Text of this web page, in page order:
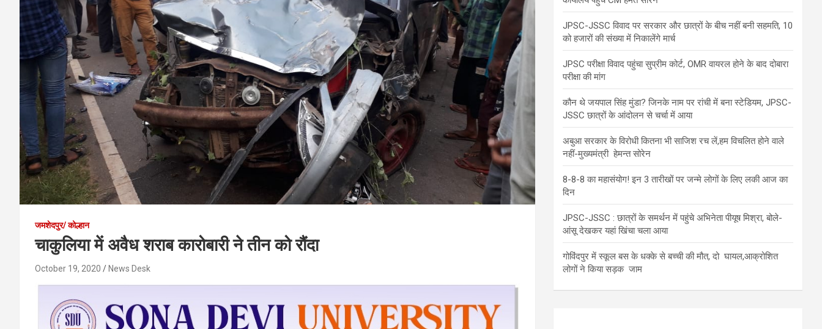
जमशेदपुर/ कोल्हान
चाकुलिया में अवैध शराब कारोबारी ने तीन को रौंदा
October 19, 2020 News Desk
JPSC-JSSC विवाद पर सरकार और छात्रों के बीच नहीं बनी सहमति, 10
को हजारों की संख्या में निकालेंगे मार्च
JPSC परीक्षा विवाद पहुंचा सुप्रीम कोर्ट, OMR वायरल होने के बाद दोबारा
परीक्षा की मांग
कौन थे जयपाल सिंह मुंडा? जिनके नाम पर रांची में बना स्टेडियम, JPSC-
JSSC छात्रों के आंदोलन से चर्चा में आया
अबुआ सरकार के विरोधी कितना भी साजिश रच लें,हम विचलित होने वाले
नहीं-मुख्यमंत्री हेमन्त सोरेन
8-8-8 का महासंयोग! इन 3 तारीखों पर जन्मे लोगों के लिए लकी आज का
दिन
JPSC-JSSC : छात्रों के समर्थन में पहुंचे अभिनेता पीयूष मिश्रा, बोले-
आंसू देखकर यहां खिंचा चला आया
गोविंदपुर में स्कूल बस के धक्के से बच्ची की मौत, दो घायल,आक्रोशित
लोगों ने किया सड़क जाम